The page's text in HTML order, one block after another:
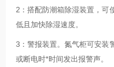
2：搭配防潮箱除湿装置，可
低且加快除湿速度。
3：警报装置。氮气柜可安装
或断电时*时间发出报警声。